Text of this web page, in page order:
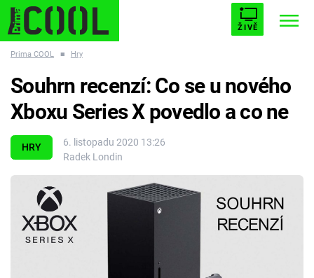
ŽIVĚ
ESCAPE PLNEJ KOTEL AVENGERS 5
Témata
Filmy
Prima COOL ■ Hry
HRY
6. listopadu 2020 13:26
Radek Londin
Souhrn recenzí: Co se u nového
Xboxu Series X povedlo a co ne